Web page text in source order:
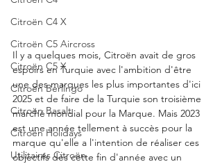
Citroën C4 X
Citroën C5 Aircross
Citroën C5 X
Citroën Berlingo
Citroën Basalt
Citroën Holidays
Utilitaires Citroën
Il y a quelques mois, Citroën avait de gros
espoirs en Turquie avec l'ambition d'être
une des marques les plus importantes d'ici
2025 et de faire de la Turquie son troisième
marché mondial pour la Marque. Mais 2023
est une année tellement à succès pour la
marque qu'elle a l'intention de réaliser ces
objectifs dès cette fin d'année avec un